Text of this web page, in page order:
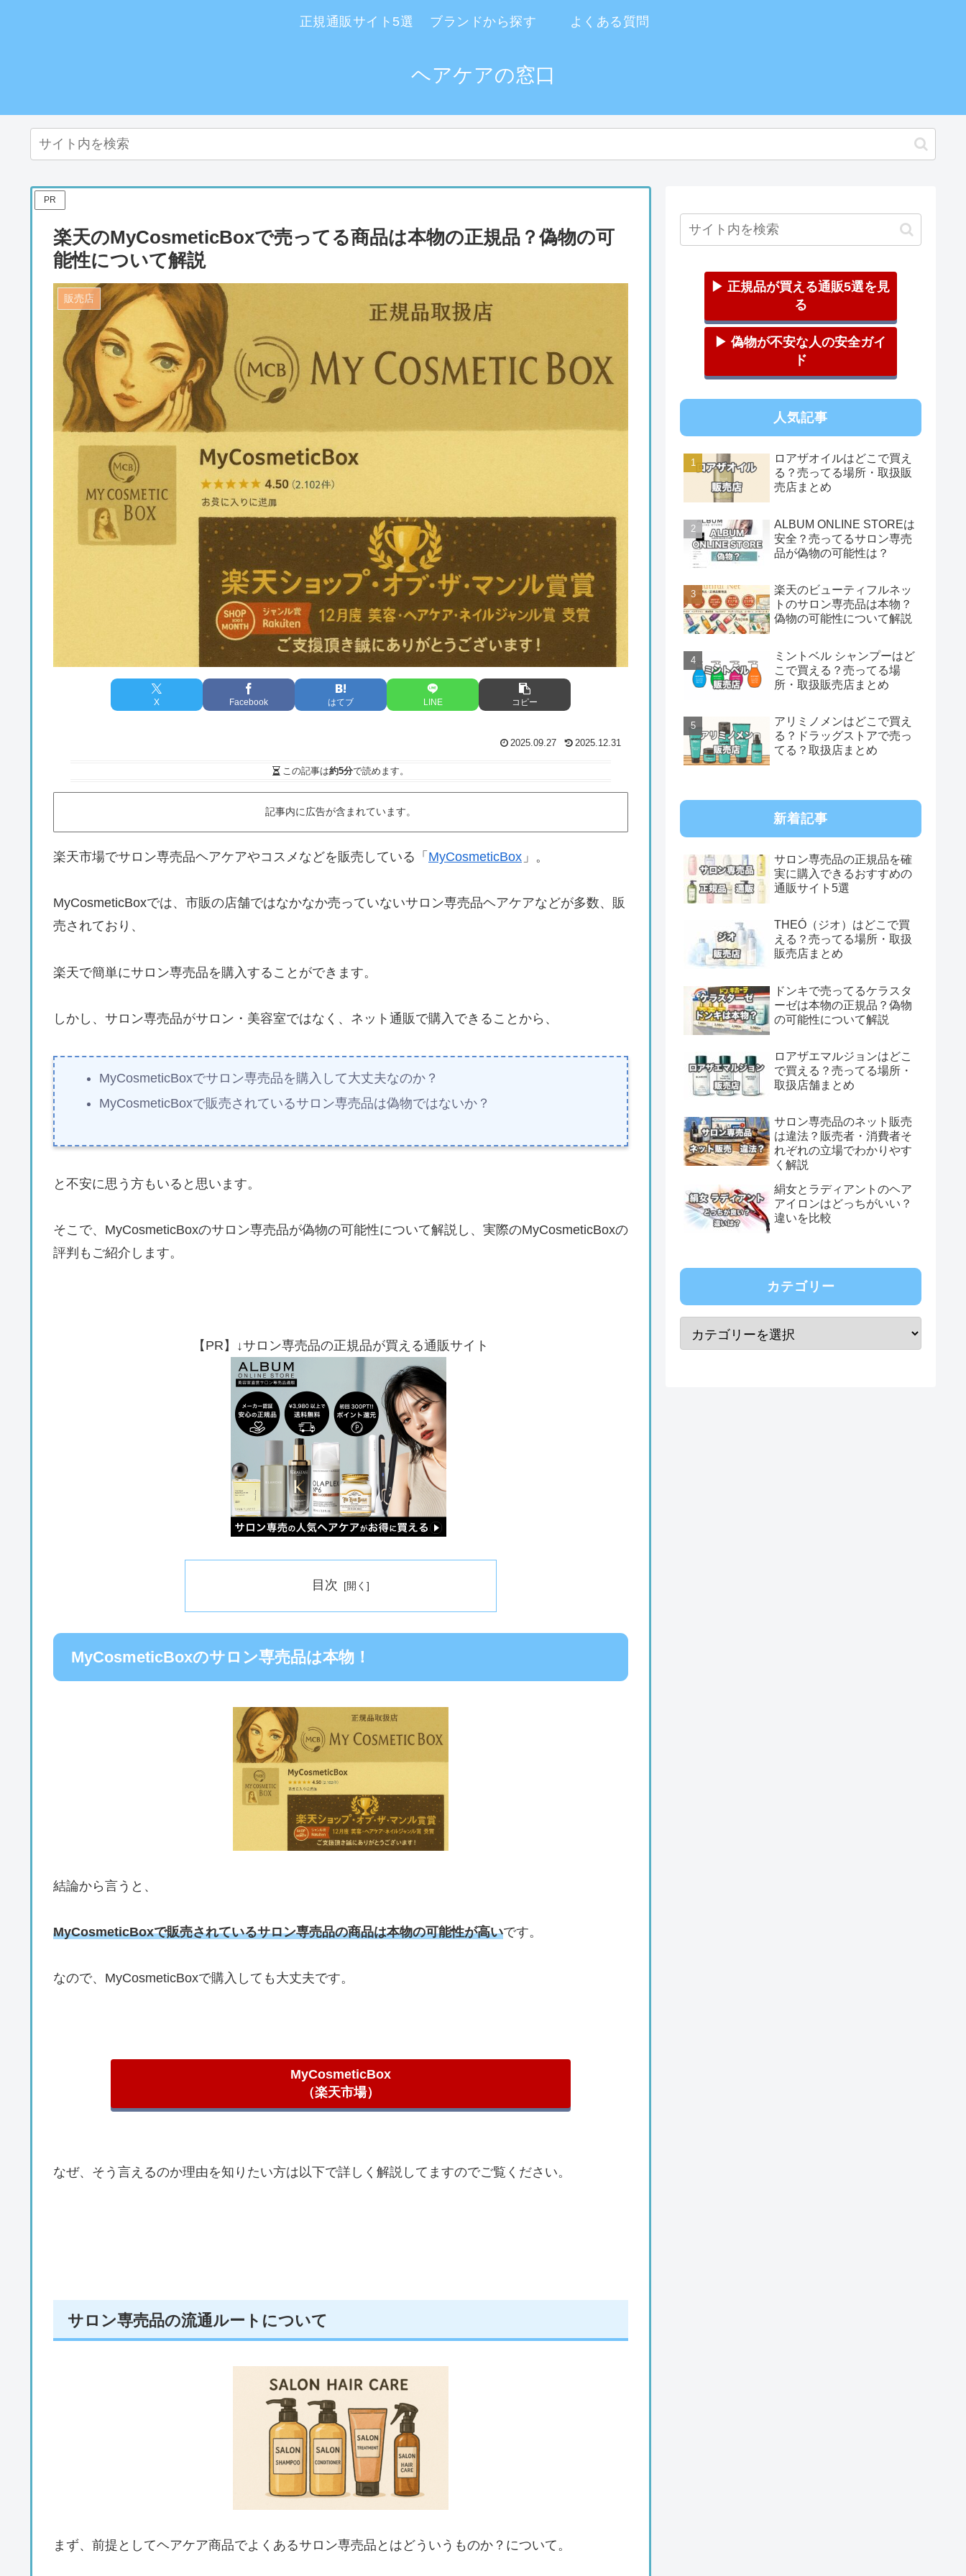
ヘアケアの窓口
正規通販サイト5選 ブランドから探す よくある質問
PR
楽天のMyCosmeticBoxで売ってる商品は本物の正規品？偽物の可
能性について解説
販売店
X Facebook はてブ LINE コピー
2025.09.27 2025.12.31
この記事は約5分で読めます。
記事内に広告が含まれています。
楽天市場でサロン専売品ヘアケアやコスメなどを販売している「 MyCosmeticBox 」。
MyCosmeticBoxでは、市販の店舗ではなかなか売っていないサロン専売品ヘアケアなどが多数、販
売されており、
楽天で簡単にサロン専売品を購入することができます。
しかし、サロン専売品がサロン・美容室ではなく、ネット通販で購入できることから、
MyCosmeticBoxでサロン専売品を購入して大丈夫なのか？
MyCosmeticBoxで販売されているサロン専売品は偽物ではないか？
と不安に思う方もいると思います。
そこで、MyCosmeticBoxのサロン専売品が偽物の可能性について解説し、実際のMyCosmeticBoxの
評判もご紹介します。
【PR】↓サロン専売品の正規品が買える通販サイト
目次
MyCosmeticBoxのサロン専売品は本物！
結論から言うと、
MyCosmeticBoxで販売されているサロン専売品の商品は本物の可能性が高いです。
なので、MyCosmeticBoxで購入しても大丈夫です。
MyCosmeticBox
（楽天市場）
なぜ、そう言えるのか理由を知りたい方は以下で詳しく解説してますのでご覧ください。
サロン専売品の流通ルートについて
まず、前提としてヘアケア商品でよくあるサロン専売品とはどういうものか？について。
▶ 正規品が買える通販5選を見
る
▶ 偽物が不安な人の安全ガイ
ド
人気記事
ロアザオイルはどこで買え
る？売ってる場所・取扱販
売店まとめ
ALBUM ONLINE STOREは
安全？売ってるサロン専売
品が偽物の可能性は？
楽天のビューティフルネッ
トのサロン専売品は本物？
偽物の可能性について解説
ミントベル シャンプーはど
こで買える？売ってる場
所・取扱販売店まとめ
アリミノメンはどこで買え
る？ドラッグストアで売っ
てる？取扱店まとめ
新着記事
サロン専売品の正規品を確
実に購入できるおすすめの
通販サイト5選
THEÓ（ジオ）はどこで買
える？売ってる場所・取扱
販売店まとめ
ドンキで売ってるケラスタ
ーゼは本物の正規品？偽物
の可能性について解説
ロアザエマルジョンはどこ
で買える？売ってる場所・
取扱店舗まとめ
サロン専売品のネット販売
は違法？販売者・消費者そ
れぞれの立場でわかりやす
く解説
絹女とラディアントのヘア
アイロンはどっちがいい？
違いを比較
カテゴリー